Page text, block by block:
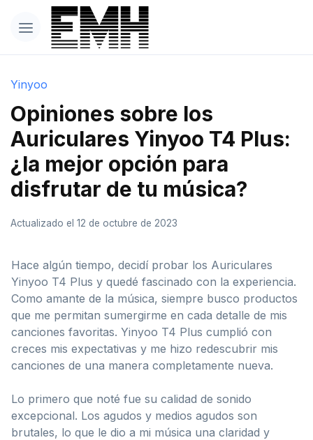
Yinyoo
Opiniones sobre los
Auriculares Yinyoo T4 Plus:
¿la mejor opción para
disfrutar de tu música?
Actualizado el 12 de octubre de 2023
Hace algún tiempo, decidí probar los Auriculares
Yinyoo T4 Plus y quedé fascinado con la experiencia.
Como amante de la música, siempre busco productos
que me permitan sumergirme en cada detalle de mis
canciones favoritas. Yinyoo T4 Plus cumplió con
creces mis expectativas y me hizo redescubrir mis
canciones de una manera completamente nueva.
Lo primero que noté fue su calidad de sonido
excepcional. Los agudos y medios agudos son
brutales, lo que le dio a mi música una claridad y